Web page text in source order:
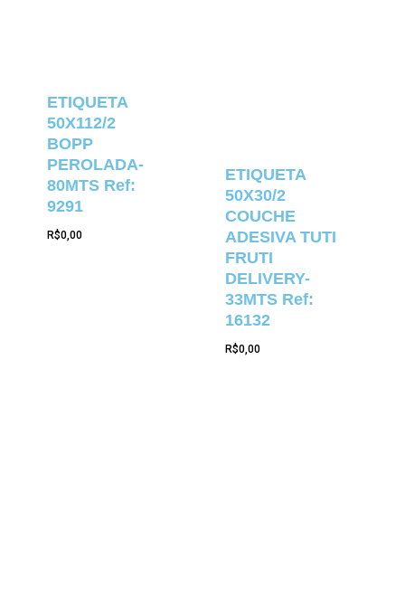
ETIQUETA
50X112/2
BOPP
PEROLADA-
80MTS Ref:
9291
R$0,00
ETIQUETA
50X30/2
COUCHE
ADESIVA TUTI
FRUTI
DELIVERY-
33MTS Ref:
16132
R$0,00